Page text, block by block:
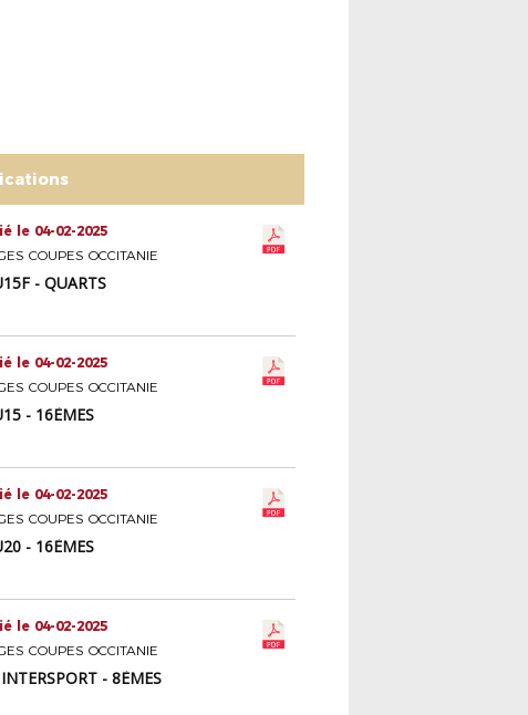
le 04-02-2025
COUPES OCCITANIE
- QUARTS
le 04-02-2025
COUPES OCCITANIE
- 16ÈMES
le 04-02-2025
COUPES OCCITANIE
- 16ÈMES
le 04-02-2025
COUPES OCCITANIE
- 8ÈMES